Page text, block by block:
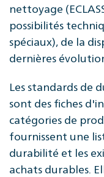
nettoyage
possibilités
spéciaux), de la
dernières
Les standards de
sont des fiches
catégories de
fournissent une
durabilité et les
achats durables.